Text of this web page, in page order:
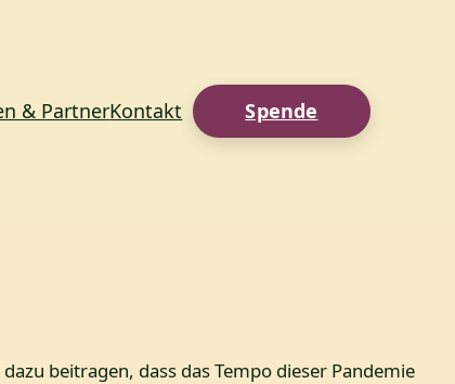
& PartnerKontakt Spende
beitragen, dass das Tempo dieser Pandemie